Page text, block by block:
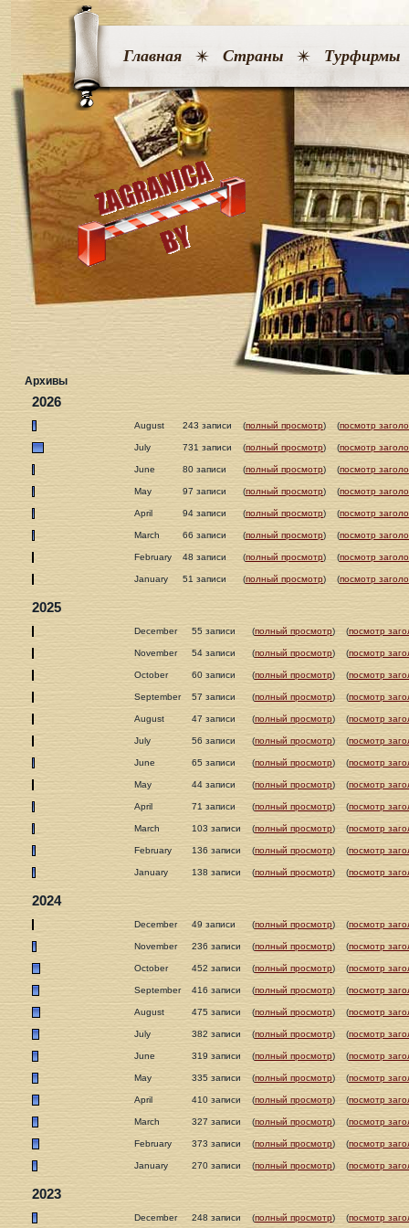
Главная Страны Турфирмы
Архивы
2026
August 243 записи (полный просмотр) (посмотр
July 731 записи (полный просмотр) (посмотр
June 80 записи (полный просмотр) (посмотр
May 97 записи (полный просмотр) (посмотр
April 94 записи (полный просмотр) (посмотр
March 66 записи (полный просмотр) (посмотр
February 48 записи (полный просмотр) (посмотр
January 51 записи (полный просмотр) (посмотр
2025
December 55 записи (полный просмотр) (посмотр
November 54 записи (полный просмотр) (посмотр
October 60 записи (полный просмотр) (посмотр
September 57 записи (полный просмотр) (посмотр
August 47 записи (полный просмотр) (посмотр
July 56 записи (полный просмотр) (посмотр
June 65 записи (полный просмотр) (посмотр
May 44 записи (полный просмотр) (посмотр
April 71 записи (полный просмотр) (посмотр
March 103 записи (полный просмотр) (посмотр
February 136 записи (полный просмотр) (посмотр
January 138 записи (полный просмотр) (посмотр
2024
December 49 записи (полный просмотр) (посмотр
November 236 записи (полный просмотр) (посмотр
October 452 записи (полный просмотр) (посмотр
September 416 записи (полный просмотр) (посмотр
August 475 записи (полный просмотр) (посмотр
July 382 записи (полный просмотр) (посмотр
June 319 записи (полный просмотр) (посмотр
May 335 записи (полный просмотр) (посмотр
April 410 записи (полный просмотр) (посмотр
March 327 записи (полный просмотр) (посмотр
February 373 записи (полный просмотр) (посмотр
January 270 записи (полный просмотр) (посмотр
2023
December 248 записи (полный просмотр) (посмотр